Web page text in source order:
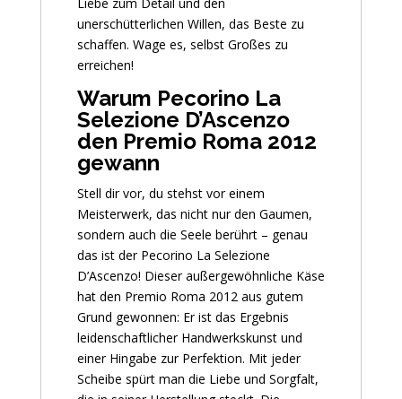
unerschütterlichen Willen, das Beste zu
schaffen. Wage es, selbst Großes zu
erreichen!
Warum Pecorino La
Selezione D’Ascenzo
den Premio Roma 2012
gewann
Stell dir vor, du stehst vor einem
Meisterwerk, das nicht nur den Gaumen,
sondern auch die Seele berührt – genau
das ist der Pecorino La Selezione
D’Ascenzo! Dieser außergewöhnliche Käse
hat den Premio Roma 2012 aus gutem
Grund gewonnen: Er ist das Ergebnis
leidenschaftlicher Handwerkskunst und
einer Hingabe zur Perfektion. Mit jeder
Scheibe spürt man die Liebe und Sorgfalt,